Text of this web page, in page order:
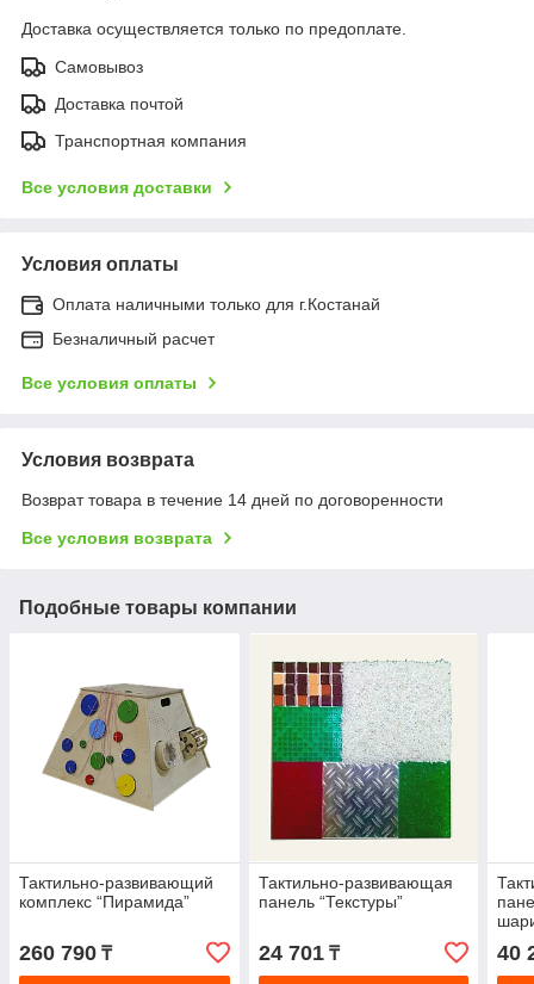
Доставка осуществляется только по предоплате.
Самовывоз
Доставка почтой
Транспортная компания
Все условия доставки
Условия оплаты
Оплата наличными только для г.Костанай
Безналичный расчет
Все условия оплаты
Условия возврата
Возврат товара в течение 14 дней по договоренности
Все условия возврата
Подобные товары компании
Тактильно-развивающий
комплекс “Пирамида”
260 790 ₸
Тактильно-развивающая
панель “Текстуры”
24 701₸ 40